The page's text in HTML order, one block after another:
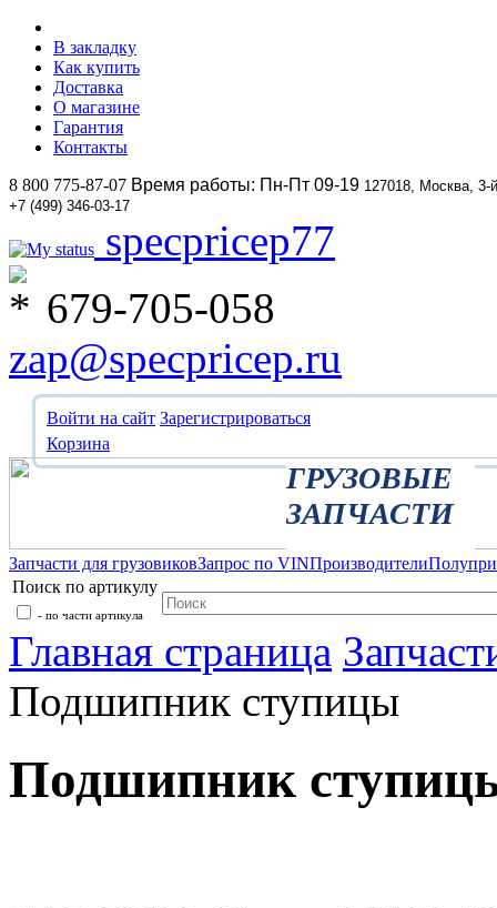
В закладку
Как купить
Доставка
О магазине
Гарантия
Контакты
8 800 775-87-07 Время работы: Пн-Пт 09-19 127018, Москва,
+7 (499) 346-03-17
specpricep77
679-705-058
zap@specpricep.ru
Войти на сайт Зарегистрироваться
Корзина
ГРУЗОВЫЕ
ЗАПЧАСТИ
Запчасти для грузовиковЗапрос по VINПроизводители
Поиск по артикулу
- по части артикула
Главная страница
Подшипник ступицы
Подшипник